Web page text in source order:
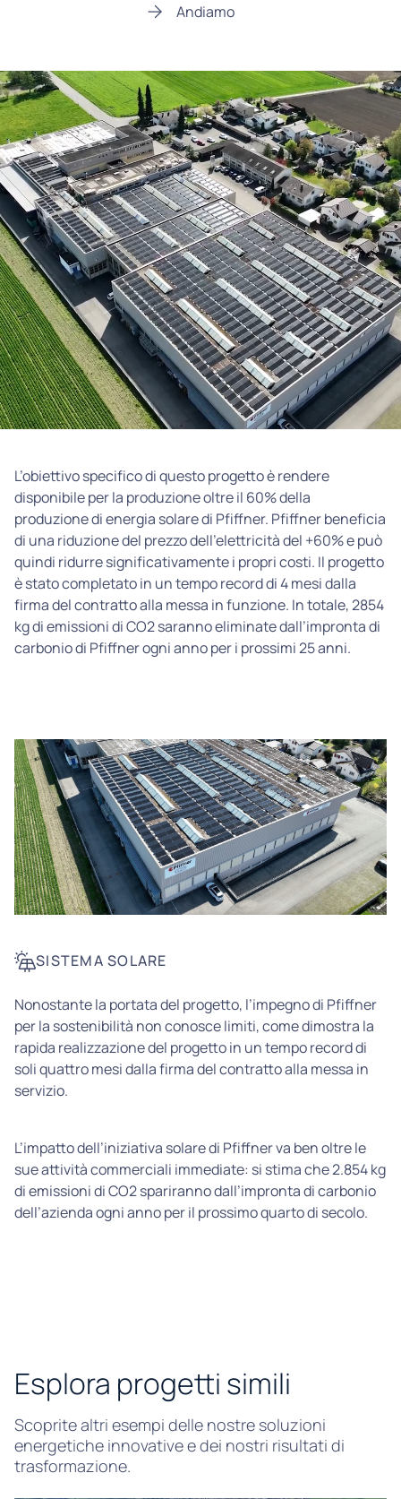
Andiamo
L’obiettivo specifico di questo progetto è rendere
disponibile per la produzione oltre il 60% della
produzione di energia solare di Pfiffner. Pfiffner beneficia
di una riduzione del prezzo dell’elettricità del +60% e può
quindi ridurre significativamente i propri costi. Il progetto
è stato completato in un tempo record di 4 mesi dalla
firma del contratto alla messa in funzione. In totale, 2854
kg di emissioni di CO2 saranno eliminate dall’impronta di
carbonio di Pfiffner ogni anno per i prossimi 25 anni.
SISTEMA SOLARE
Nonostante la portata del progetto, l’impegno di Pfiffner
per la sostenibilità non conosce limiti, come dimostra la
rapida realizzazione del progetto in un tempo record di
soli quattro mesi dalla firma del contratto alla messa in
servizio.
L’impatto dell’iniziativa solare di Pfiffner va ben oltre le
sue attività commerciali immediate: si stima che 2.854 kg
di emissioni di CO2 spariranno dall’impronta di carbonio
dell’azienda ogni anno per il prossimo quarto di secolo.
Esplora progetti simili
Scoprite altri esempi delle nostre soluzioni
energetiche innovative e dei nostri risultati di
trasformazione.